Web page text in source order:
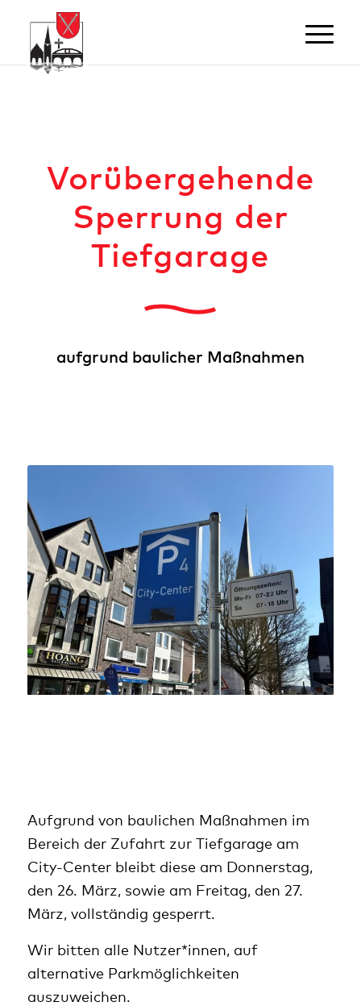
Vorübergehende
Sperrung der
Tiefgarage
aufgrund baulicher Maßnahmen
Aufgrund von baulichen Maßnahmen im
Bereich der Zufahrt zur Tiefgarage am
City-Center bleibt diese am Donnerstag,
den 26. März, sowie am Freitag, den 27.
März, vollständig gesperrt.
Wir bitten alle Nutzer*innen, auf
alternative Parkmöglichkeiten
auszuweichen.